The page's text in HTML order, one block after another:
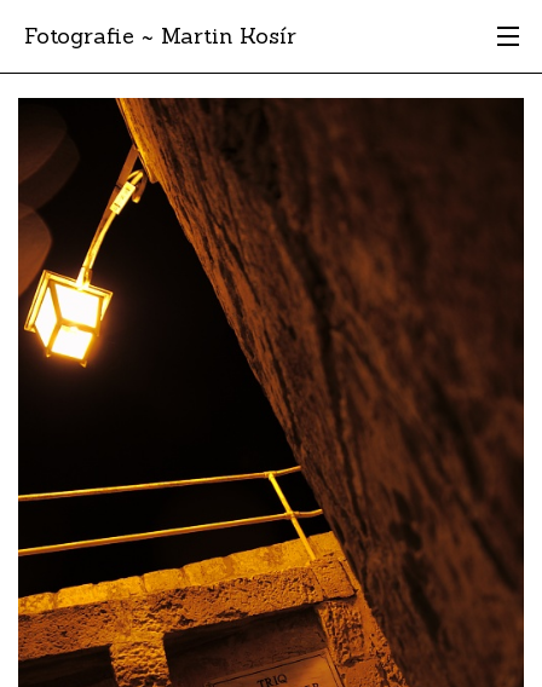
Fotografie ~ Martin Kosír
Moje obľúbené
Albumy
Miesta
Archív
Vyhľadávanie